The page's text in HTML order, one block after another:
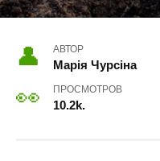
АВТОР
Марія Чурсіна
ПРОСМОТРОВ
10.2k.